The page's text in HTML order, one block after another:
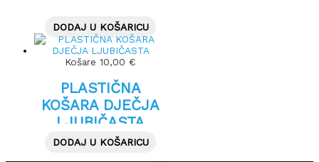
DODAJ U KOŠARICU
Košare 10,00 €
PLASTIČNA
KOŠARA DJEČJA
LJUBIČASTA
DODAJ U KOŠARICU